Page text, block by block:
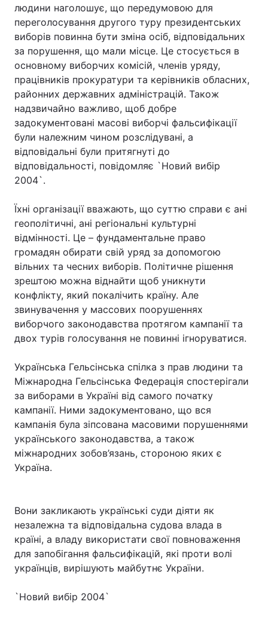
Головна Війна
Україна Політика
Економіка Світ
Спорт Наука
Техно і зв'язок Лайт
Зброя Інциденти
Здоров'я Туризм
Цікавинки Погода
Екологія Регіони
Лонгріди
Думки
Архів Вакансії
Контакти
людини наголошує, що передумовою для
переголосування другого туру президентських
виборів повинна бути зміна осіб, відповідальних
за порушення, що мали місце. Це стосується в
основному виборчих комісій, членів уряду,
працівників прокуратури та керівників обласних,
районних державних адміністрацій. Також
надзвичайно важливо, щоб добре
задокументовані масові виборчі фальсифікації
були належним чином розслідувані, а
відповідальні були притягнуті до
відповідальності, повідомляє `Новий вибір
2004`.
Їхні організації вважають, що суттю справи є ані
геополітичні, ані регіональні культурні
відмінності. Це – фундаментальне право
громадян обирати свій уряд за допомогою
вільних та чесних виборів. Політичне рішення
зрештою можна віднайти щоб уникнути
конфлікту, який покалічить країну. Але
звинувачення у массових поорушеннях
виборчого законодавства протягом кампанії та
двох турів голосування не повинні ігноруватися.
Українська Гельсінська спілка з прав людини та
Міжнародна Гельсінська Федерація спостерігали
за виборами в Україні від самого початку
кампанії. Ними задокументовано, що вся
кампанія була зіпсована масовими порушеннями
українського законодавства, а також
міжнародних зобов’язань, стороною яких є
Україна.
Вони закликають українські суди діяти як
незалежна та відповідальна судова влада в
країні, а владу використати свої повноваження
для запобігання фальсифікацій, які проти волі
українців, вирішують майбутнє України.
`Новий вибір 2004`